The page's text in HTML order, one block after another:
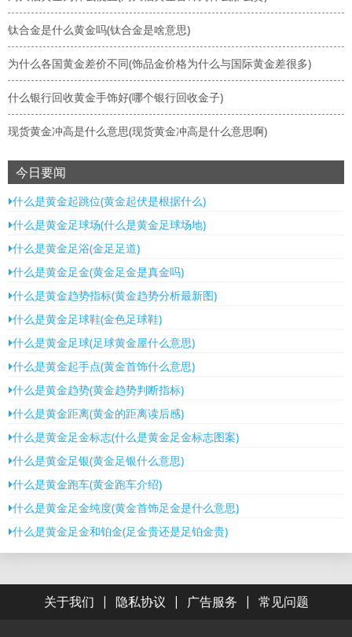
钛合金是什么黄金吗(钛合金是啥意思)
为什么各国黄金差价不同(饰品金价格为什么与国际黄金差很多)
什么银行回收黄金手饰好(哪个银行回收金子)
现货黄金冲高是什么意思(现货黄金冲高是什么意思啊)
今日要闻
什么是黄金起跳位(黄金起伏是根据什么)
什么是黄金足球场(什么是黄金足球场地)
什么是黄金足浴(金足足道)
什么是黄金足金(黄金足金是真金吗)
什么是黄金趋势指标(黄金趋势分析最新图)
什么是黄金足球鞋(金色足球鞋)
什么是黄金足球(足球黄金屋什么意思)
什么是黄金起手点(黄金首饰什么意思)
什么是黄金趋势(黄金趋势判断指标)
什么是黄金距离(黄金的距离读后感)
什么是黄金足金标志(什么是黄金足金标志图案)
什么是黄金足银(黄金足银什么意思)
什么是黄金跑车(黄金跑车介绍)
什么是黄金足金纯度(黄金首饰足金是什么意思)
什么是黄金足金和铂金(足金贵还是足铂金贵)
关于我们 | 隐私协议 | 广告服务 | 常见问题